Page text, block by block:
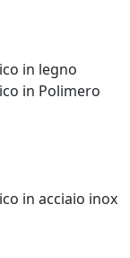
in legno
in Polimero
in acciaio inox